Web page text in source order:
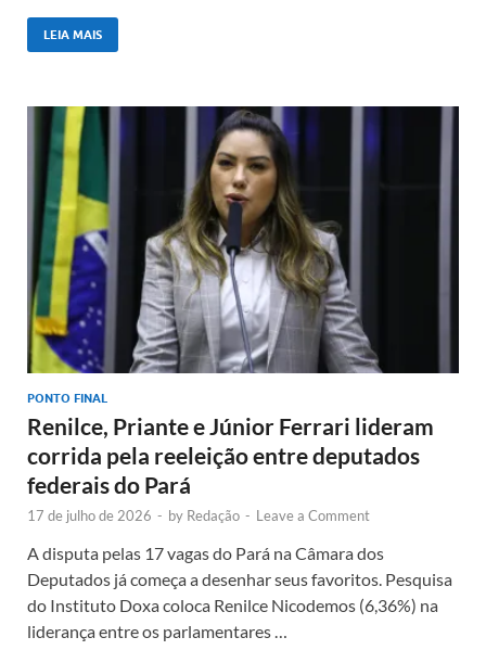
LEIA MAIS
PONTO FINAL
Renilce, Priante e Júnior Ferrari lideram
corrida pela reeleição entre deputados
federais do Pará
17 de julho de 2026 - by Redação - Leave a Comment
A disputa pelas 17 vagas do Pará na Câmara dos
Deputados já começa a desenhar seus favoritos. Pesquisa
do Instituto Doxa coloca Renilce Nicodemos (6,36%) na
liderança entre os parlamentares …